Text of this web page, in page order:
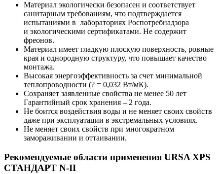
Материал экологически безопасен и соответствует
санитарным требованиям, что подтверждается
испытаниями в лабораториях Роспотребнадзора
и экологическими сертификатами. Не содержит
фреонов.
Материал имеет гладкую плоскую поверхность, ровные
края и однородную структуру, что повышает качество
монтажа.
Высокая энергоэффективность за счет минимальной
теплопроводности (? = 0,032 Вт/мК).
Сохраняет заявленные свойства не менее 50 лет
Гарантийный срок хранения – 2 года.
Не боится воздействия воды и не меняет своих свойств
даже при эксплуатации в экстремальных условиях.
Не меняет своих свойств при многократном
замораживании и оттаивании.
Рекомендуемые области применения URSA XPS
СТАНДАРТ N-II